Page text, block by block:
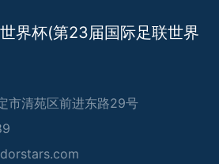
界杯(第23届国际足联世界
市清苑区前进东路29号